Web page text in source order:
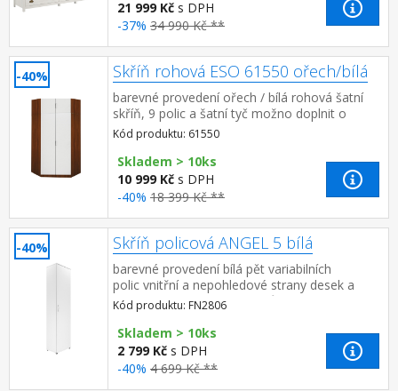
21 999 Kč s DPH
-37% 34 990 Kč **
-40% Skříň rohová ESO 61550 ořech/bílá
barevné provedení ořech / bílá rohová šatní
skříň, 9 polic a šatní tyč možno doplnit o
nástavec 61555
Kód produktu: 61550
Skladem > 10ks
10 999 Kč s DPH
-40% 18 399 Kč **
-40% Skříň policová ANGEL 5 bílá
barevné provedení bílá pět variabilních
polic vnitřní a nepohledové strany desek a
police skříně mohou být v různém barevném
provedení, např...
Kód produktu: FN2806
Skladem > 10ks
2 799 Kč s DPH
-40% 4 699 Kč **